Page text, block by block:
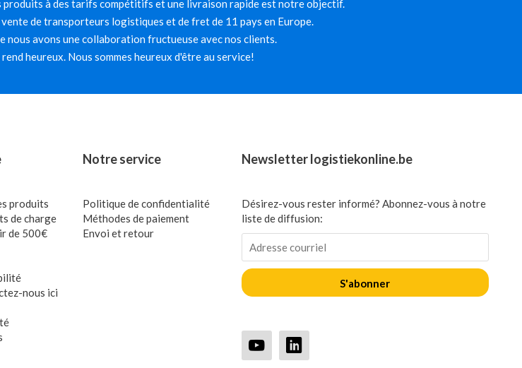
à des tarifs compétitifs et une livraison rapide est notre objectif.
de transporteurs logistiques et de fret de 11 pays en Europe.
nous avons une collaboration fructueuse avec nos clients.
heureux. Nous sommes heureux d'être au service!
produits
de charge
de 500€
nous ici
Notre service
Politique de confidentialité
Méthodes de paiement
Envoi et retour
Newsletter logistiekonline.be
Désirez-vous rester informé? Abonnez-vous à notre
liste de diffusion:
S'abonner